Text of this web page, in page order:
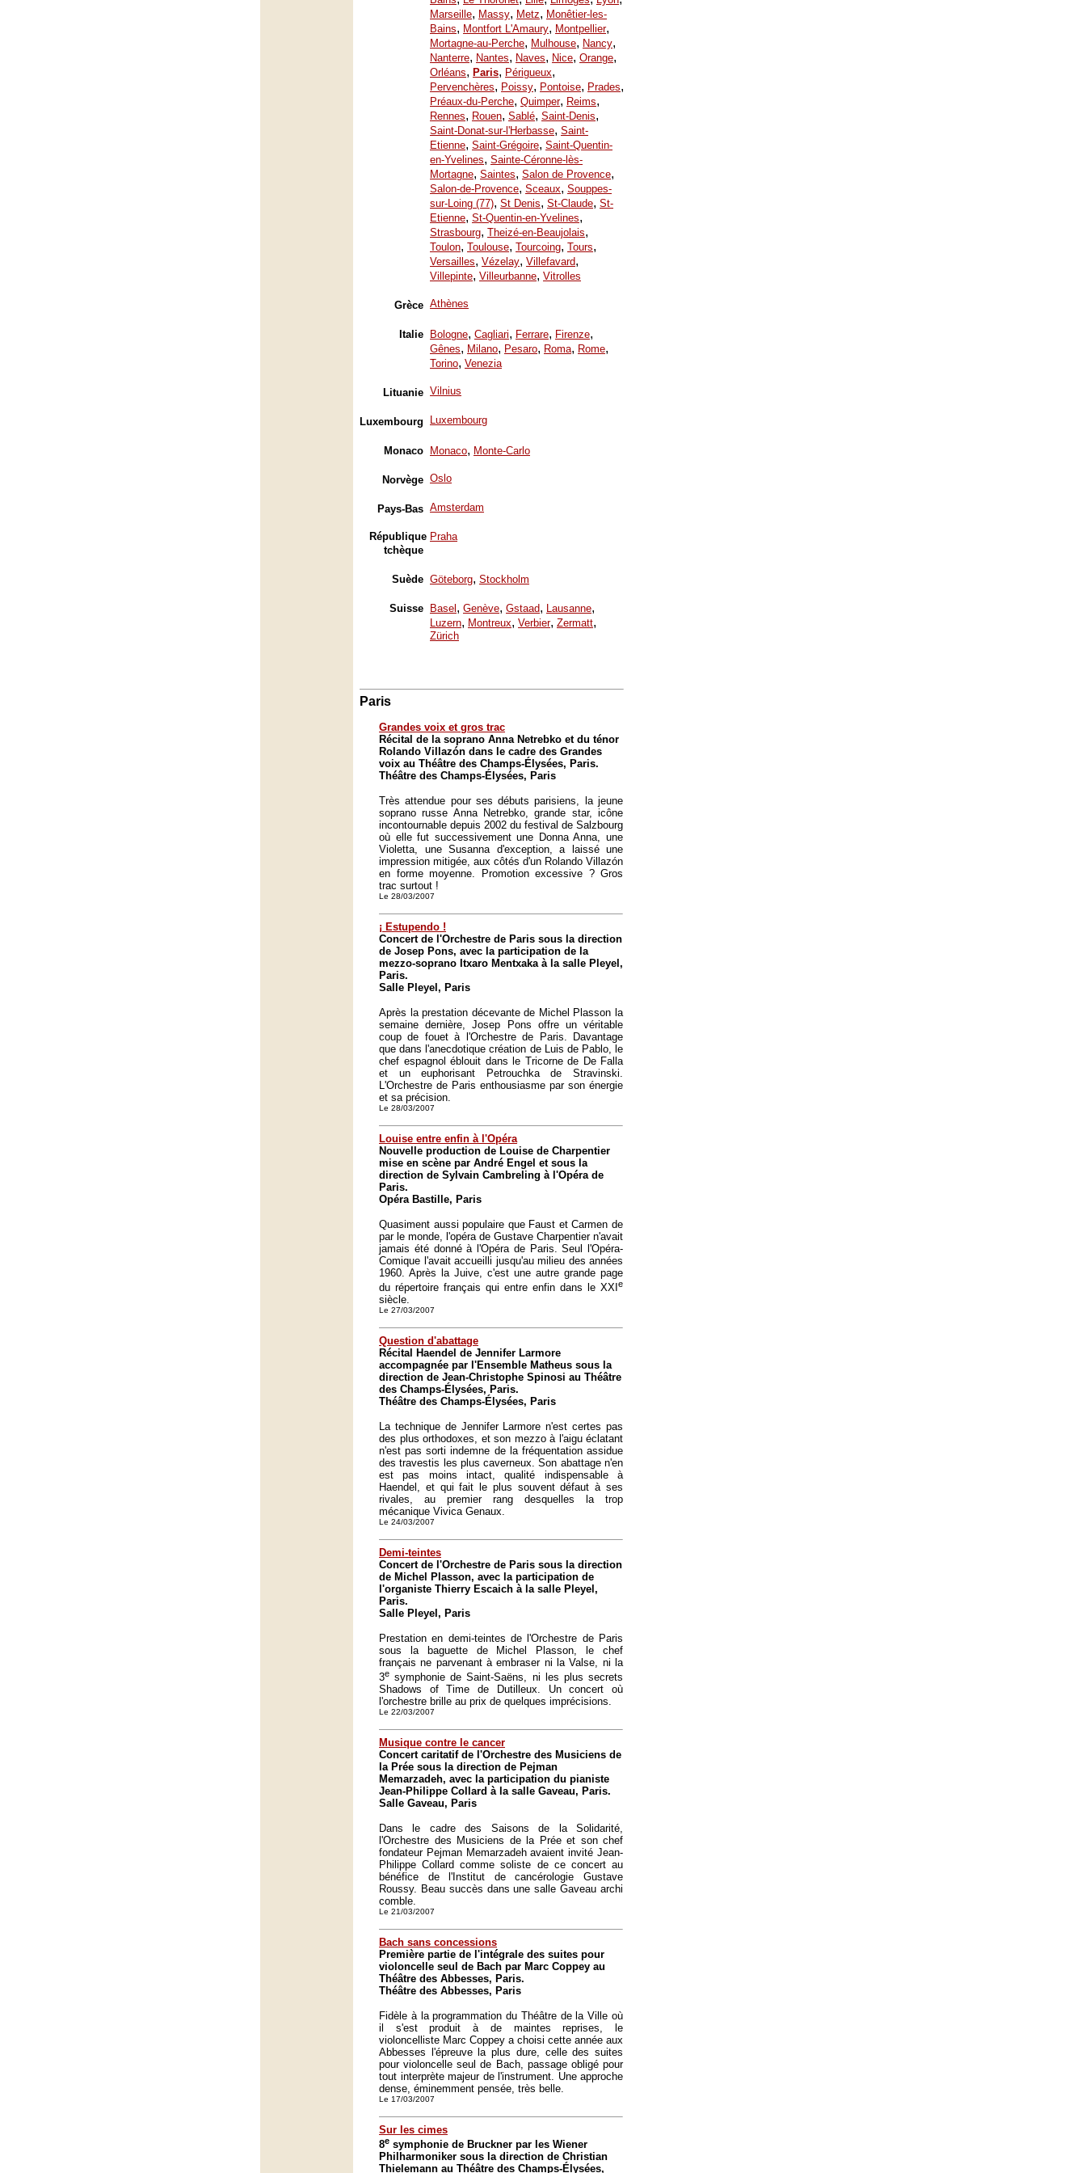
Marseille, Massy, Metz, Monêtier-les-
Bains, Montfort L'Amaury, Montpellier,
Mortagne-au-Perche, Mulhouse, Nancy,
Nanterre, Nantes, Naves, Nice, Orange,
Orléans, Paris, Périgueux,
Pervenchères, Poissy, Pontoise, Prades,
Préaux-du-Perche, Quimper, Reims,
Rennes, Rouen, Sablé, Saint-Denis,
Saint-Donat-sur-l'Herbasse, Saint-
Etienne, Saint-Grégoire, Saint-Quentin-
en-Yvelines, Sainte-Céronne-lès-
Mortagne, Saintes, Salon de Provence,
Salon-de-Provence, Sceaux, Souppes-
sur-Loing (77), St Denis, St-Claude, St-
Etienne, St-Quentin-en-Yvelines,
Strasbourg, Theizé-en-Beaujolais,
Toulon, Toulouse, Tourcoing, Tours,
Versailles, Vézelay, Villefavard,
Villepinte, Villeurbanne, Vitrolles
Grèce Athènes
Italie Bologne, Cagliari, Ferrare, Firenze,
Gênes, Milano, Pesaro, Roma, Rome,
Torino, Venezia
Lituanie Vilnius
Luxembourg Luxembourg
Monaco Monaco, Monte-Carlo
Norvège Oslo
Pays-Bas Amsterdam
République
tchèque
Praha
Suède Göteborg, Stockholm
Suisse Basel , Genève, Gstaad, Lausanne,
Luzern, Montreux, Verbier, Zermatt,
Zürich
Paris
Grandes voix et gros trac
Récital de la soprano Anna Netrebko et du ténor
Rolando Villazón dans le cadre des Grandes
voix au Théâtre des Champs-Élysées, Paris.
Théâtre des Champs-Élysées, Paris
Très attendue pour ses débuts parisiens, la jeune
soprano russe Anna Netrebko, grande star, icône
incontournable depuis 2002 du festival de Salzbourg
où elle fut successivement une Donna Anna, une
Violetta, une Susanna d'exception, a laissé une
impression mitigée, aux côtés d'un Rolando Villazón
en forme moyenne. Promotion excessive ? Gros
trac surtout !
Le 28/03/2007
¡ Estupendo !
Concert de l'Orchestre de Paris sous la direction
de Josep Pons, avec la participation de la
mezzo-soprano Itxaro Mentxaka à la salle Pleyel,
Paris.
Salle Pleyel, Paris
Après la prestation décevante de Michel Plasson la
semaine dernière, Josep Pons offre un véritable
coup de fouet à l'Orchestre de Paris. Davantage
que dans l'anecdotique création de Luis de Pablo, le
chef espagnol éblouit dans le Tricorne de De Falla
et un euphorisant Petrouchka de Stravinski.
L'Orchestre de Paris enthousiasme par son énergie
et sa précision.
Le 28/03/2007
Louise entre enfin à l'Opéra
Nouvelle production de Louise de Charpentier
mise en scène par André Engel et sous la
direction de Sylvain Cambreling à l'Opéra de
Paris.
Opéra Bastille, Paris
Quasiment aussi populaire que Faust et Carmen de
par le monde, l'opéra de Gustave Charpentier n'avait
jamais été donné à l'Opéra de Paris. Seul l'Opéra-
Comique l'avait accueilli jusqu'au milieu des années
1960. Après la Juive, c'est une autre grande page
du répertoire français qui entre enfin dans le XXI e
siècle.
Le 27/03/2007
Question d'abattage
Récital Haendel de Jennifer Larmore
accompagnée par l'Ensemble Matheus sous la
direction de Jean-Christophe Spinosi au Théâtre
des Champs-Élysées, Paris.
Théâtre des Champs-Élysées, Paris
La technique de Jennifer Larmore n'est certes pas
des plus orthodoxes, et son mezzo à l'aigu éclatant
n'est pas sorti indemne de la fréquentation assidue
des travestis les plus caverneux. Son abattage n'en
est pas moins intact, qualité indispensable à
Haendel, et qui fait le plus souvent défaut à ses
rivales, au premier rang desquelles la trop
mécanique Vivica Genaux.
Le 24/03/2007
Demi-teintes
Concert de l'Orchestre de Paris sous la direction
de Michel Plasson, avec la participation de
l'organiste Thierry Escaich à la salle Pleyel,
Paris.
Salle Pleyel, Paris
Prestation en demi-teintes de l'Orchestre de Paris
sous la baguette de Michel Plasson, le chef
français ne parvenant à embraser ni la Valse, ni la
3e symphonie de Saint-Saëns, ni les plus secrets
Shadows of Time de Dutilleux. Un concert où
l'orchestre brille au prix de quelques imprécisions.
Le 22/03/2007
Musique contre le cancer
Concert caritatif de l'Orchestre des Musiciens de
la Prée sous la direction de Pejman
Memarzadeh, avec la participation du pianiste
Jean-Philippe Collard à la salle Gaveau, Paris.
Salle Gaveau, Paris
Dans le cadre des Saisons de la Solidarité,
l'Orchestre des Musiciens de la Prée et son chef
fondateur Pejman Memarzadeh avaient invité Jean-
Philippe Collard comme soliste de ce concert au
bénéfice de l'Institut de cancérologie Gustave
Roussy. Beau succès dans une salle Gaveau archi
comble.
Le 21/03/2007
Bach sans concessions
Première partie de l'intégrale des suites pour
violoncelle seul de Bach par Marc Coppey au
Théâtre des Abbesses, Paris.
Théâtre des Abbesses, Paris
Fidèle à la programmation du Théâtre de la Ville où
il s'est produit à de maintes reprises, le
violoncelliste Marc Coppey a choisi cette année aux
Abbesses l'épreuve la plus dure, celle des suites
pour violoncelle seul de Bach, passage obligé pour
tout interprète majeur de l'instrument. Une approche
dense, éminemment pensée, très belle.
Le 17/03/2007
Sur les cimes
8e symphonie de Bruckner par les Wiener
Philharmoniker sous la direction de Christian
Thielemann au Théâtre des Champs-Élysées,